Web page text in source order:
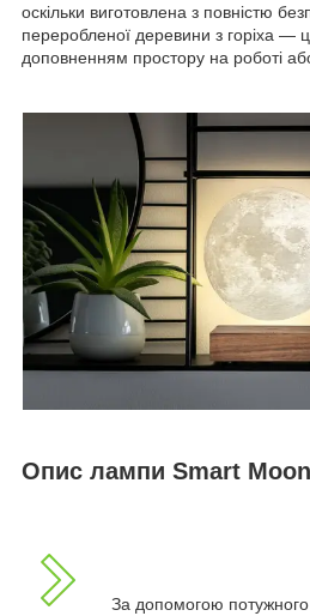
оскільки виготовлена з повністю
переробленої деревини з горіха —
доповненням простору на роботі
Опис лампи Smart
За допомогою потужного